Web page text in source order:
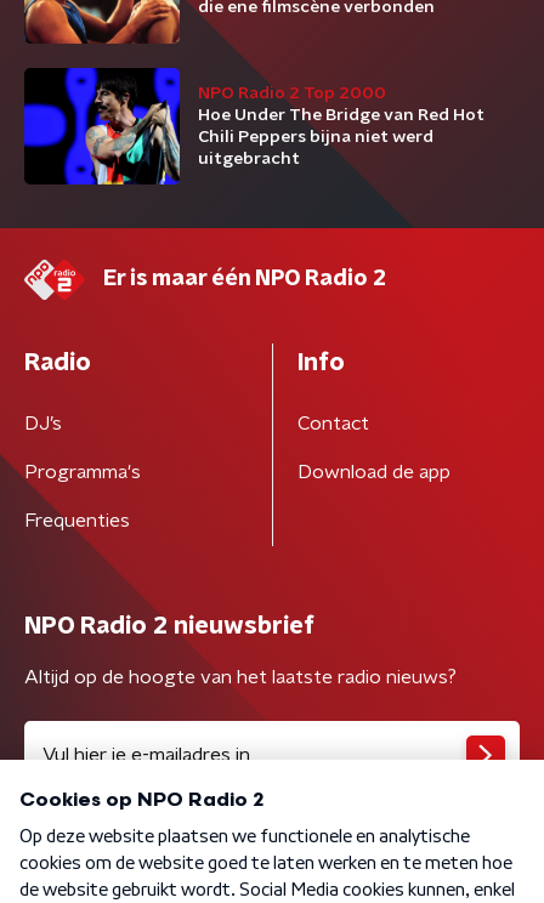
die ene filmscène verbonden
NPO Radio 2 Top 2000
Hoe Under The Bridge van Red Hot
Chili Peppers bijna niet werd
uitgebracht
Er is maar één NPO Radio 2
Radio
DJ’s
Programma's
Frequenties
Info
Contact
Download de app
NPO Radio 2 nieuwsbrief
Altijd op de hoogte van het laatste radio nieuws?